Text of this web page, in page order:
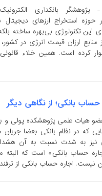
پژوهشگر بانکداری
استخراج ارزهای دیجیتال
این تکنولوژی بی‌بهره ساخته
منابع ارزان قیمت انرژی در
کرده است. همین خلاء
حساب بانکی؛ از نگاهی دیگر
هیات علمی پژوهشکده پولی و
که در نظام بانکی بعضا جریان
نیز به شدت نسبت به آن
حساب بانکی» است که
نیست. اجاره حساب بانکی از